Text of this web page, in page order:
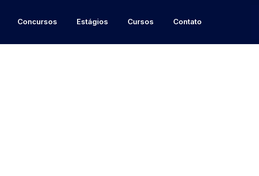
Concursos Estágios Cursos Contato